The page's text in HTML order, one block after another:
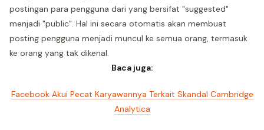
postingan para pengguna dari yang bersifat "suggested"
menjadi "public". Hal ini secara otomatis akan membuat
posting pengguna menjadi muncul ke semua orang, termasuk
ke orang yang tak dikenal.
Baca juga:
Facebook Akui Pecat Karyawannya Terkait Skandal Cambridge
Analytica